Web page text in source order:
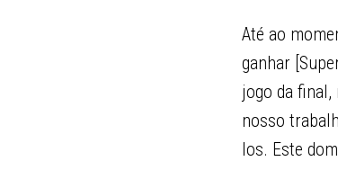
Até ao
ganhar
jogo da
nosso
los. Este